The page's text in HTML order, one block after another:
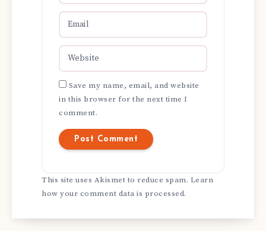
Save my name, email, and website
in this browser for the next time I
comment.
This site uses Akismet to reduce spam. Learn
how your comment data is processed.